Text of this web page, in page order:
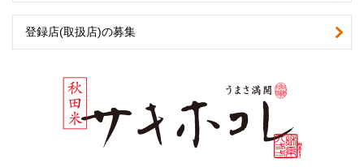
登録店(取扱店)の募集